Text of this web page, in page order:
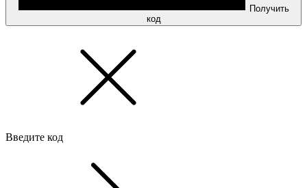
Получить
код
Введите код